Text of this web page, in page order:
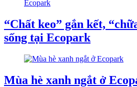
“Chất keo” gắn kết,
sống tại Ecopark
Mùa hè xanh ngắt ở